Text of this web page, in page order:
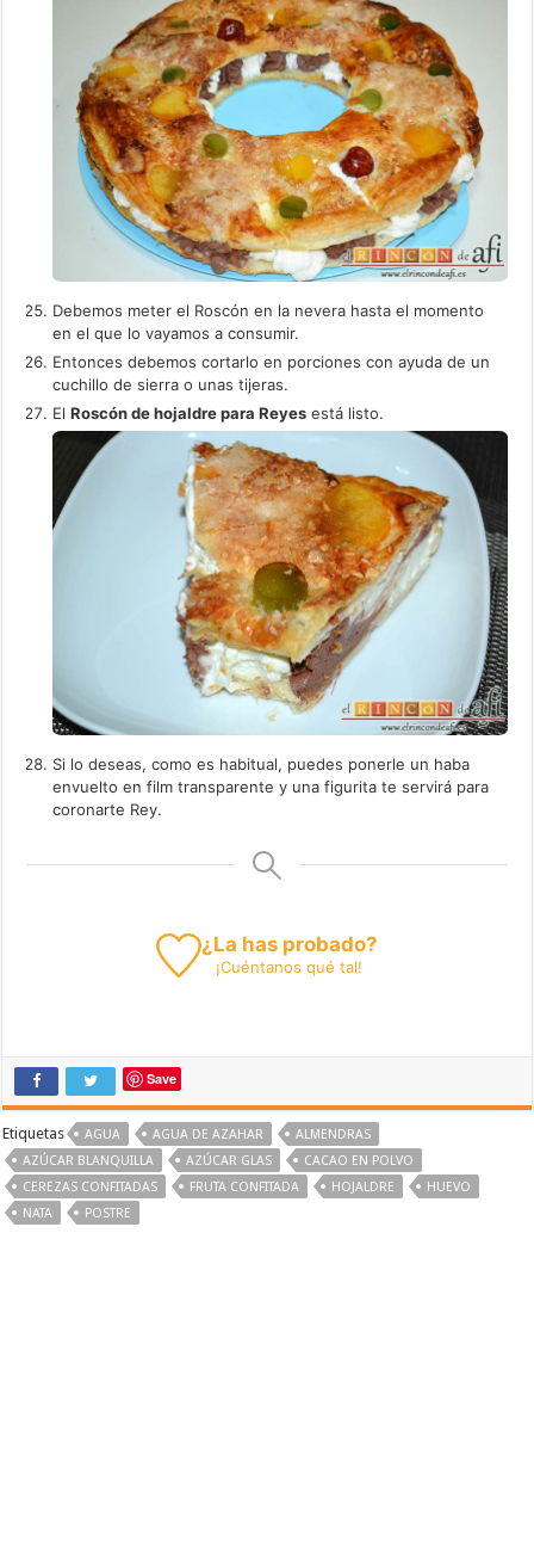
Debemos meter el Roscón en la nevera hasta el momento
en el que lo vayamos a consumir.
Entonces debemos cortarlo en porciones con ayuda de un
cuchillo de sierra o unas tijeras.
ElRoscón de hojaldre para Reyes está listo.
Si lo deseas, como es habitual, puedes ponerle un haba
envuelto en film transparente y una figurita te servirá para
coronarte Rey.
¿La has probado?
¡Cuéntanos qué tal!
Save
Etiquetas AGUA AGUA DE AZAHAR
ALMENDRAS
AZÚCAR BLANQUILLA
AZÚCAR GLAS
CACAO EN POLVO
CEREZAS CONFITADAS
FRUTA CONFITADA HOJALDRE
HUEVO
NATA
POSTRE